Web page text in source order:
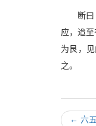
断
应，迨
为艮，
之。
← 六